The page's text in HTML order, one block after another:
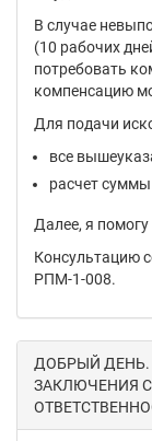
В случае
(10 рабочих
потребовать
компенсацию
Для подачи
все
расчет
Далее, я
Консультацию
РПМ-1-008.
ДОБРЫЙ ДЕНЬ.
ЗАКЛЮЧЕНИЯ